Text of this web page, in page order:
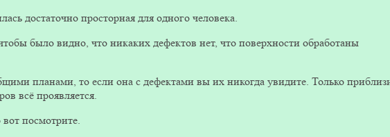
достаточно просторная для одного человека.
было видно, что никаких дефектов нет, что поверхности обработаны
планами, то если она с дефектами вы их никогда увидите. Только
всё проявляется.
посмотрите.